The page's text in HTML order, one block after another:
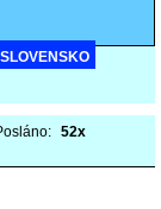
SLOVENSKO
52x